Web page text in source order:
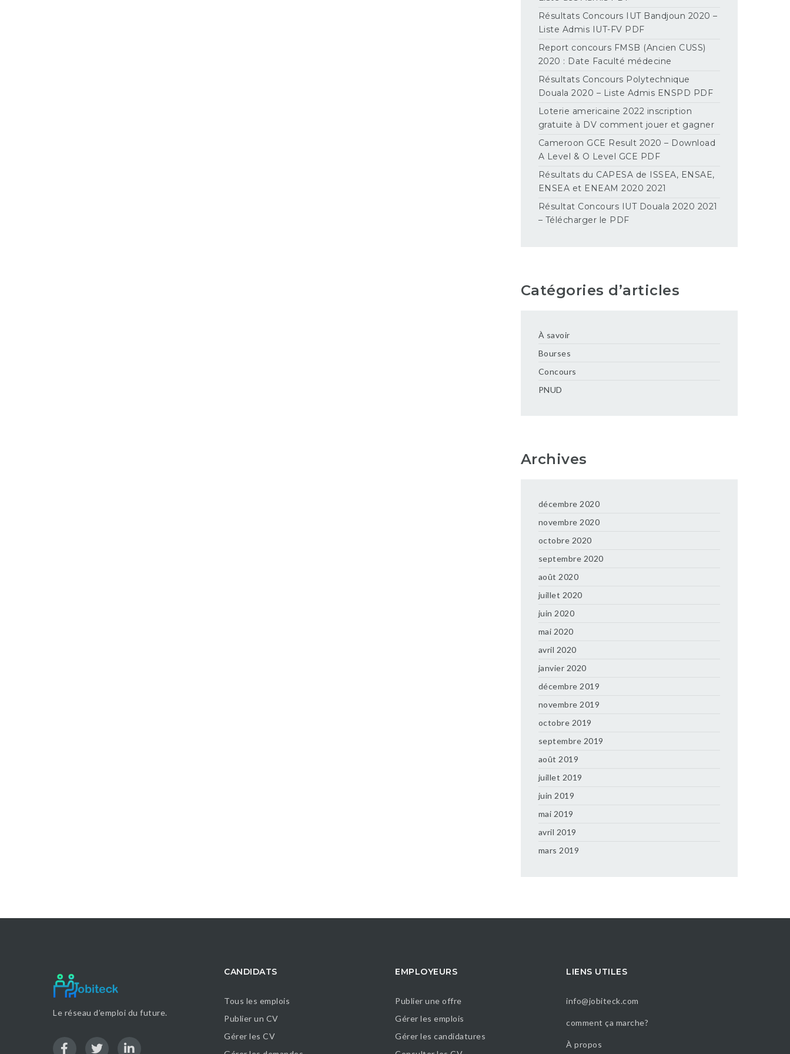
Résultats Concours IUT Bandjoun 2020 –
Liste Admis IUT-FV PDF
Report concours FMSB (Ancien CUSS)
2020 : Date Faculté médecine
Résultats Concours Polytechnique
Douala 2020 – Liste Admis ENSPD PDF
Loterie americaine 2022 inscription
gratuite à DV comment jouer et gagner
Cameroon GCE Result 2020 – Download
A Level & O Level GCE PDF
Résultats du CAPESA de ISSEA, ENSAE,
ENSEA et ENEAM 2020 2021
Résultat Concours IUT Douala 2020 2021
– Télécharger le PDF
Catégories d’articles
À savoir
Bourses
Concours
PNUD
Archives
décembre 2020
novembre 2020
octobre 2020
septembre 2020
août 2020
juillet 2020
juin 2020
mai 2020
avril 2020
janvier 2020
décembre 2019
novembre 2019
octobre 2019
septembre 2019
août 2019
juillet 2019
juin 2019
mai 2019
avril 2019
mars 2019
Le réseau d’emploi du future.
CANDIDATS
Tous les emplois
Publier un CV
Gérer les CV
EMPLOYEURS
Publier une offre
Gérer les emplois
Gérer les candidatures
LIENS UTILES
info@jobiteck.com
comment ça marche?
À propos